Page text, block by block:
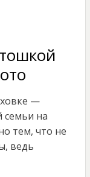
—
семьи на
тем, что не
ведь